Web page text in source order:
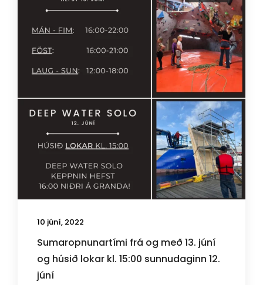
10 júní, 2022
Sumaropnunartími frá og með 13. júní
og húsið lokar kl. 15:00 sunnudaginn 12.
júní